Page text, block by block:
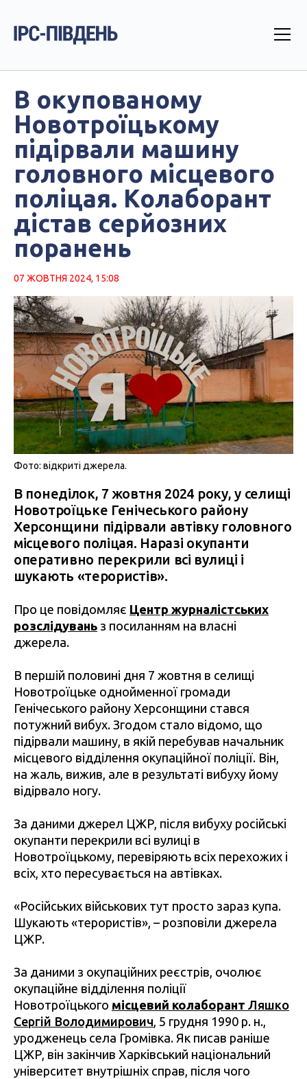
В окупованому
Новотроїцькому
підірвали машину
головного місцевого
поліцая. Колаборант
дістав серйозних
поранень
07 ЖОВТНЯ 2024, 15:08
Фото: відкриті джерела.
В понеділок, 7 жовтня 2024 року, у селищі
Новотроїцьке Генічеського району
Херсонщини підірвали автівку головного
місцевого поліцая. Наразі окупанти
оперативно перекрили всі вулиці і
шукають «терористів».
Про це повідомляє Центр журналістських
розслідувань з посиланням на власні
джерела.
В першій половині дня 7 жовтня в селищі
Новотроїцьке однойменної громади
Генічеського району Херсонщини стався
потужний вибух. Згодом стало відомо, що
підірвали машину, в якій перебував начальник
місцевого відділення окупаційної поліції. Він,
на жаль, вижив, але в результаті вибуху йому
відірвало ногу.
За даними джерел ЦЖР, після вибуху російські
окупанти перекрили всі вулиці в
Новотроїцькому, перевіряють всіх перехожих і
всіх, хто пересувається на автівках.
«Російських військових тут просто зараз купа.
Шукають «терористів», – розповіли джерела
ЦЖР.
За даними з окупаційних реєстрів, очолює
окупаційне відділення поліції
Новотроїцького місцевий колаборант Ляшко
Сергій Володимирович , 5 грудня 1990 р. н.,
уродженець села Громівка. Як писав раніше
ЦЖР, він закінчив Харківський національний
університет внутрішніх справ, після чого